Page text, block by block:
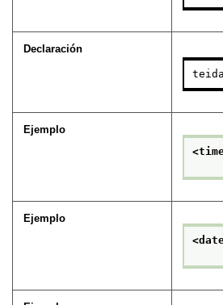
Declaración
Ejemplo
Ejemplo